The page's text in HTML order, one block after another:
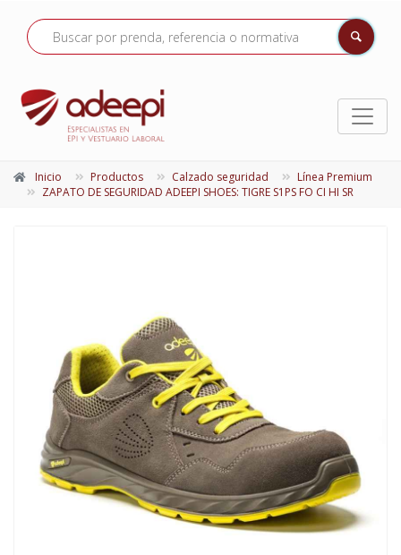
Inicio Productos Calzado seguridad
Línea Premium
ZAPATO DE SEGURIDAD ADEEPI SHOES: TIGRE S1PS FO CI HI SR